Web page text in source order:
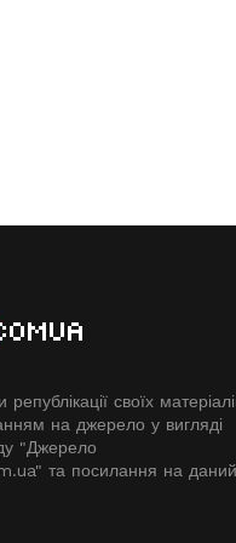
своїх
на джерело у вигляді
"Джерело
та посилання на даний